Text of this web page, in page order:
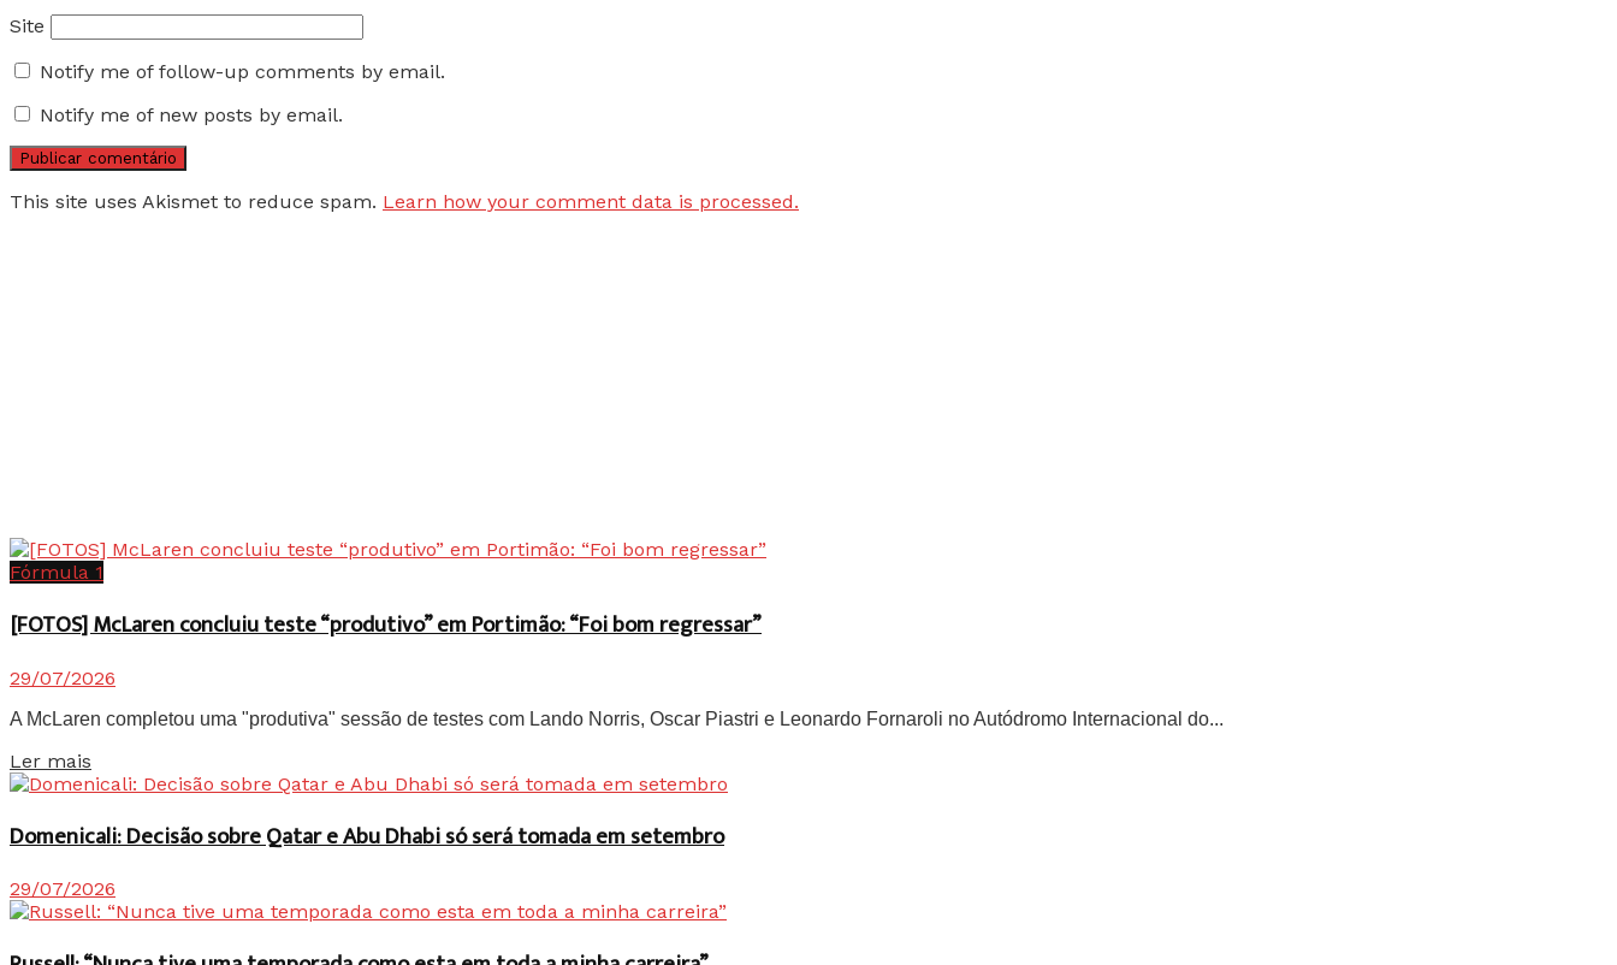
Site
Notify me of follow-up comments by email.
Notify me of new posts by email.
This site uses Akismet to reduce spam. Learn how your comment data is processed.
Fórmula 1
[FOTOS] McLaren concluiu teste “produtivo” em Portimão: “Foi bom regressar”
29/07/2026
A McLaren completou uma "produtiva" sessão de testes com Lando Norris, Oscar Piastri e Leonardo Fornaroli no Autódromo Internacional do...
Ler mais
Domenicali: Decisão sobre Qatar e Abu Dhabi só será tomada em setembro
29/07/2026